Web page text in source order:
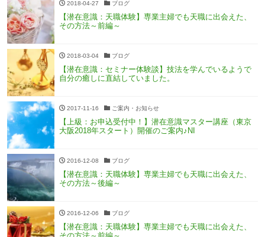
2018-04-27 ブログ
【潜在意識：天職体験】専業主婦でも天職に出会えた、
その方法～前編～
2018-03-04 ブログ
【潜在意識：セミナー体験談】技法を学んでいるようで
自分の癒しに直結していました。
2017-11-16 ご案内・お知らせ
【上級：お申込受付中！】潜在意識マスター講座（東京
大阪2018年スタート）開催のご案内♪NI
2016-12-08 ブログ
【潜在意識：天職体験】専業主婦でも天職に出会えた、
その方法～後編～
2016-12-06 ブログ
【潜在意識：天職体験】専業主婦でも天職に出会えた、